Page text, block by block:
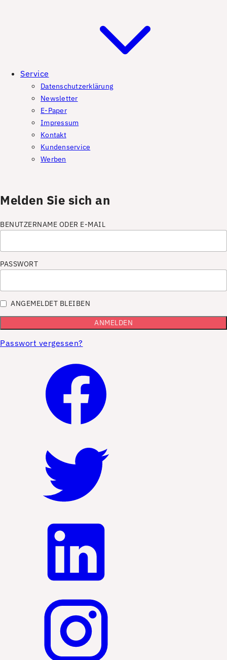
Service
Datenschutzerklärung
Newsletter
E-Paper
Impressum
Kontakt
Kundenservice
Werben
Melden Sie sich an
BENUTZERNAME ODER E-MAIL
PASSWORT
ANGEMELDET BLEIBEN
Passwort vergessen?